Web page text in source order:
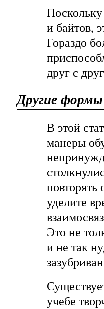
Поскольку
и байтов,
Гораздо
друг с
Другие формы
В этой
манеры
уделите
Это не
и не так
учебе